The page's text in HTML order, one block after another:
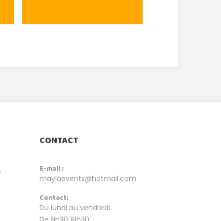
CONTACT
E-mail :
maylaevents@hotmail.com
Contact:
Du lundi au vendredi